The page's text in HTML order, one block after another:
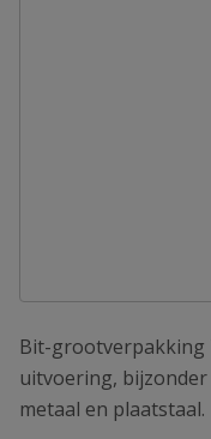
Bit-grootverpakking
uitvoering,
metaal en plaatstaal.